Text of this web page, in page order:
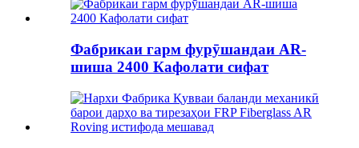
Фабрикаи гарм фурӯшандаи AR-
шиша 2400 Кафолати сифат